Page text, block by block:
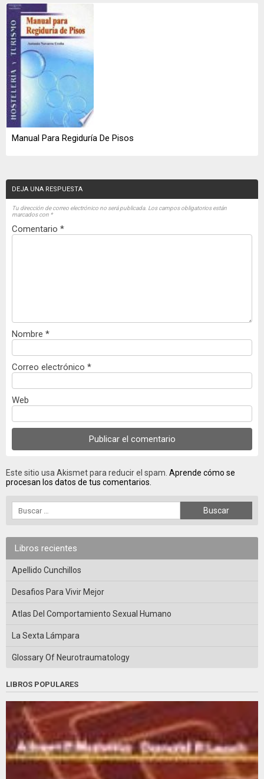
Manual Para Regiduría De Pisos
DEJA UNA RESPUESTA
Tu dirección de correo electrónico no será publicada. Los campos obligatorios están
marcados con *
Comentario *
Nombre *
Correo electrónico *
Web
Este sitio usa Akismet para reducir el spam. Aprende cómo se
procesan los datos de tus comentarios.
Libros recientes
Apellido Cunchillos
Desafios Para Vivir Mejor
Atlas Del Comportamiento Sexual Humano
La Sexta Lámpara
Glossary Of Neurotraumatology
LIBROS POPULARES